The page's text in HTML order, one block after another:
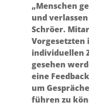
„Menschen
und
Schröer.
Vorgesetzten
individuellen
gesehen
eine
um
führen zu